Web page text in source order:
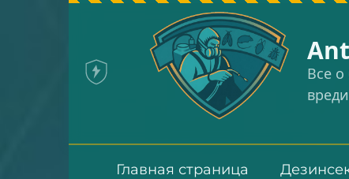
Все
Главная страница